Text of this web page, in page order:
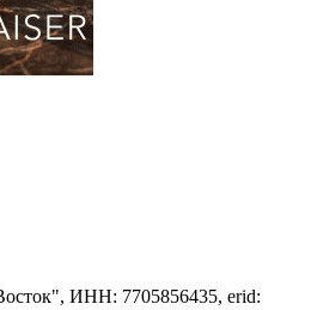
ИНН: 7705856435, erid: